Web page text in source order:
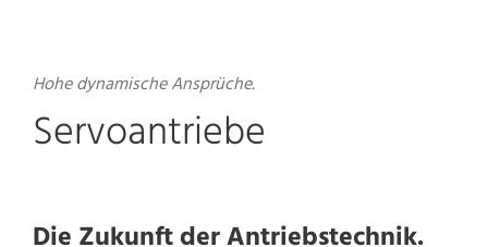
Hohe dynamische Ansprüche.
Servoantriebe
Die Zukunft der Antriebstechnik.